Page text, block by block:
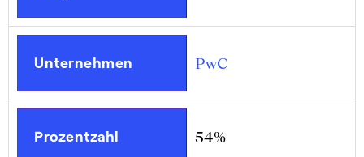
Unternehmen PwC
Prozentzahl 54%